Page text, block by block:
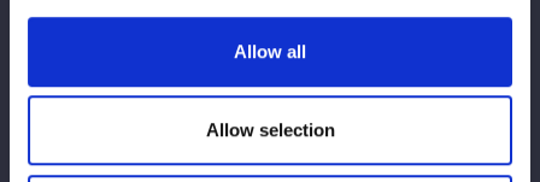
Allow all
Allow selection
【会場物販情報】4.2後楽園ホールグッズ情
2025/03/31
【新商品】4月2日東京・後楽園ホール大会